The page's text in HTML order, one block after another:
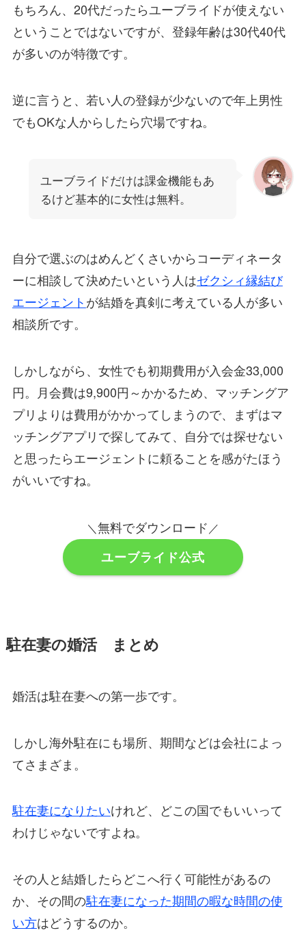
もちろん、20代だったらユーブライドが使えない
ということではないですが、登録年齢は30代40代
が多いのが特徴です。
逆に言うと、若い人の登録が少ないので年上男性
でもOKな人からしたら穴場ですね。
ユーブライドだけは課金機能もあ
るけど基本的に女性は無料。
自分で選ぶのはめんどくさいからコーディネータ
ーに相談して決めたいという人はゼクシィ縁結び
エージェントが結婚を真剣に考えている人が多い
相談所です。
しかしながら、女性でも初期費用が入会金33,000
円。月会費は9,900円～かかるため、マッチングア
プリよりは費用がかかってしまうので、まずはマ
ッチングアプリで探してみて、自分では探せない
と思ったらエージェントに頼ることを感がたほう
がいいですね。
＼無料でダウンロード ／
ユーブライド公式
駐在妻の婚活 まとめ
婚活は駐在妻への第一歩です。
しかし海外駐在にも場所、期間などは会社によっ
てさまざま。
駐在妻になりたいけれど、どこの国でもいいって
わけじゃないですよね。
その人と結婚したらどこへ行く可能性があるの
か、その間の駐在妻になった期間の暇な時間の使
い方はどうするのか。